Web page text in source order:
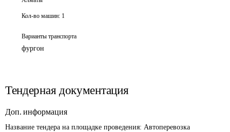
Кол-во машин: 1
Варианты транспорта
фургон
Тендерная документация
Доп. информация
Название тендера на площадке проведения: Автоперевозка